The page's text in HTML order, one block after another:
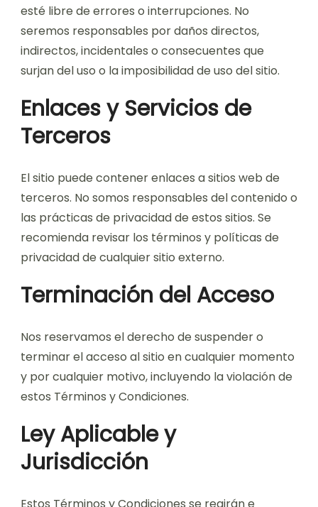
esté libre de errores o interrupciones. No
seremos responsables por daños directos,
indirectos, incidentales o consecuentes que
surjan del uso o la imposibilidad de uso del sitio.
Enlaces y Servicios de
Terceros
El sitio puede contener enlaces a sitios web de
terceros. No somos responsables del contenido o
las prácticas de privacidad de estos sitios. Se
recomienda revisar los términos y políticas de
privacidad de cualquier sitio externo.
Terminación del Acceso
Nos reservamos el derecho de suspender o
terminar el acceso al sitio en cualquier momento
y por cualquier motivo, incluyendo la violación de
estos Términos y Condiciones.
Ley Aplicable y
Jurisdicción